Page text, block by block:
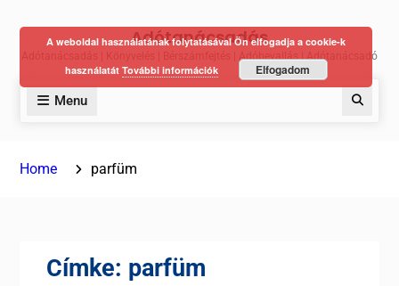
Adótanácsadás
Adótanácsadás | Könyvelés | Bérszámfejtés | Adóbevallás | Adótanácsadó
Menu
Home parfüm
Címke: parfüm
A weboldal használatának folytatásával Ön elfogadja a cookie-k
használatát További információk Elfogadom